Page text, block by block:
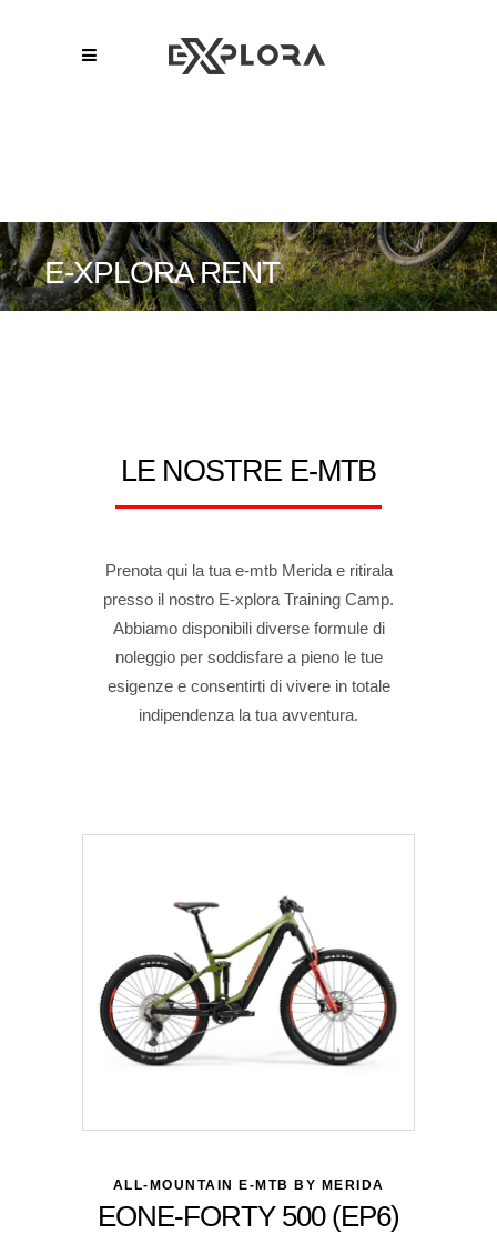
E-XPLORA RENT
LE NOSTRE E-MTB
Prenota qui la tua e-mtb Merida e ritirala
presso il nostro E-xplora Training Camp.
Abbiamo disponibili diverse formule di
noleggio per soddisfare a pieno le tue
esigenze e consentirti di vivere in totale
indipendenza la tua avventura.
ALL-MOUNTAIN E-MTB BY MERIDA
EONE-FORTY 500 (EP6)